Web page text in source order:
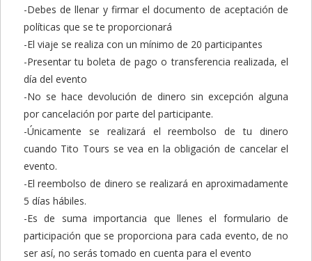
-Debes de llenar y firmar el documento de aceptación de
políticas que se te proporcionará
-El viaje se realiza con un mínimo de 20 participantes
-Presentar tu boleta de pago o transferencia realizada, el
día del evento
-No se hace devolución de dinero sin excepción alguna
por cancelación por parte del participante.
-Únicamente se realizará el reembolso de tu dinero
cuando Tito Tours se vea en la obligación de cancelar el
evento.
-El reembolso de dinero se realizará en aproximadamente
5 días hábiles.
-Es de suma importancia que llenes el formulario de
participación que se proporciona para cada evento, de no
ser así, no serás tomado en cuenta para el evento